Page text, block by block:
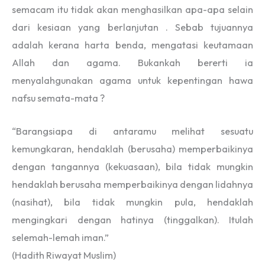
semacam itu tidak akan menghasilkan apa-apa selain
dari kesiaan yang berlanjutan . Sebab tujuannya
adalah kerana harta benda, mengatasi keutamaan
Allah dan agama. Bukankah bererti ia
menyalahgunakan agama untuk kepentingan hawa
nafsu semata-mata ?
“Barangsiapa di antaramu melihat sesuatu
kemungkaran, hendaklah (berusaha) memperbaikinya
dengan tangannya (kekuasaan), bila tidak mungkin
hendaklah berusaha memperbaikinya dengan lidahnya
(nasihat), bila tidak mungkin pula, hendaklah
mengingkari dengan hatinya (tinggalkan). Itulah
selemah-lemah iman.”
(Hadith Riwayat Muslim)